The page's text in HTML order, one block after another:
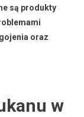
są produkty
oraz
w